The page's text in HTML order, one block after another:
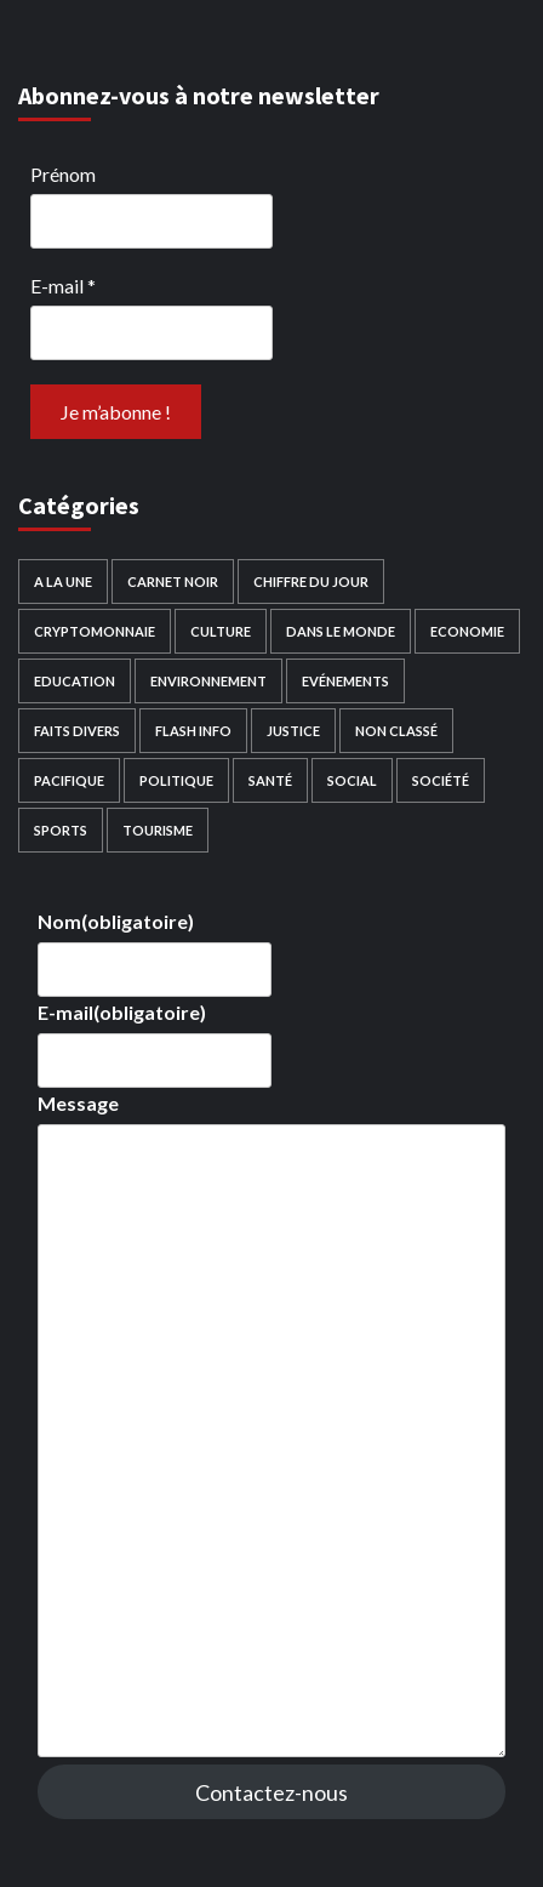
Abonnez-vous à notre newsletter
Prénom
E-mail*
Catégories
A LA UNE CARNET NOIR CHIFFRE DU JOUR
CRYPTOMONNAIE CULTURE DANS LE MONDE ECONOMIE
EDUCATION ENVIRONNEMENT EVÉNEMENTS
FAITS DIVERS FLASH INFO JUSTICE NON CLASSÉ
PACIFIQUE POLITIQUE SANTÉ SOCIAL SOCIÉTÉ
SPORTS TOURISME
Nom(obligatoire)
E-mail(obligatoire)
Message
Contactez-nous